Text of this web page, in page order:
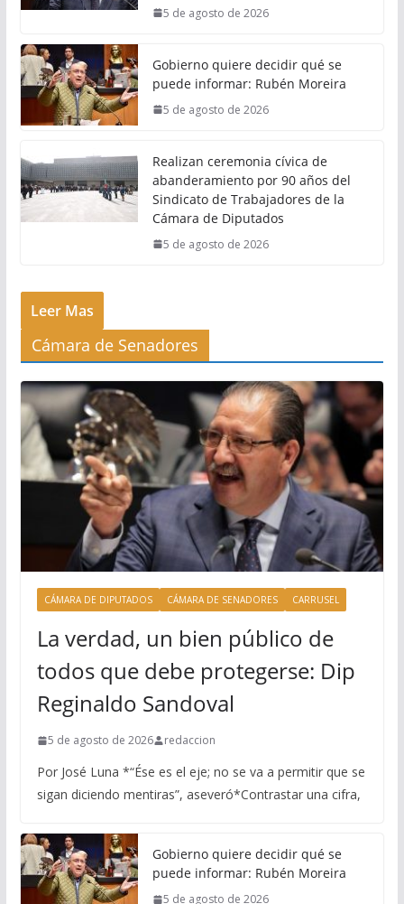
5 de agosto de 2026
Gobierno quiere decidir qué se
puede informar: Rubén Moreira
5 de agosto de 2026
Realizan ceremonia cívica de
abanderamiento por 90 años del
Sindicato de Trabajadores de la
Cámara de Diputados
5 de agosto de 2026
Leer Mas
Cámara de Senadores
CÁMARA DE DIPUTADOS CÁMARA DE SENADORES CARRUSEL
La verdad, un bien público de
todos que debe protegerse: Dip
Reginaldo Sandoval
5 de agosto de 2026 redaccion
Por José Luna *“Ése es el eje; no se va a permitir que se
sigan diciendo mentiras”, aseveró*Contrastar una cifra,
Gobierno quiere decidir qué se
puede informar: Rubén Moreira
5 de agosto de 2026